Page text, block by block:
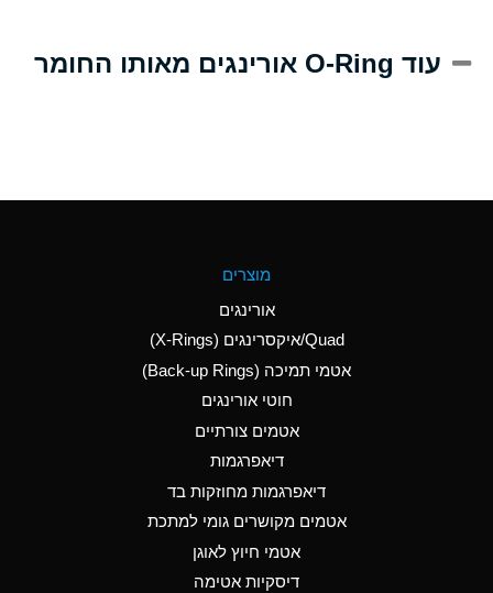
(Aqueous)
Aluminum Nitrate
(Aqueous)
Aluminum Phosphate
Ammonia Anhydrous
C
Ammonia Gas (cold)
A
עוד O-Ring אורינגים מאותו החומר
מוצרים
אורינגים
Quad/איקסרינגים (X-Rings)
אטמי תמיכה (Back-up Rings)
חוטי אורינגים
אטמים צורתיים
דיאפרגמות
דיאפרגמות מחוזקות בד
אטמים מקושרים גומי למתכת
אטמי חיוץ לאוגן
דיסקיות אטימה